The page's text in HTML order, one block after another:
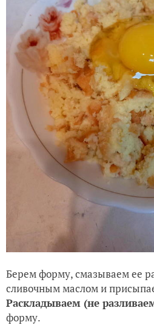
Берем форму, смазываем ее
сливочным маслом и
Раскладываем (не
форму.